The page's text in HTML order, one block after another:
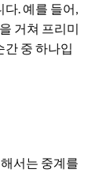
. 예를 들어,
거쳐 프리미
간 중 하나입
서는 중계를